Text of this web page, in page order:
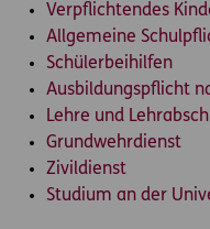
Verpflichtendes
Allgemeine
Schülerbeihilfen
Ausbildungspflicht
Lehre und
Grundwehrdienst
Zivildienst
Studium an der